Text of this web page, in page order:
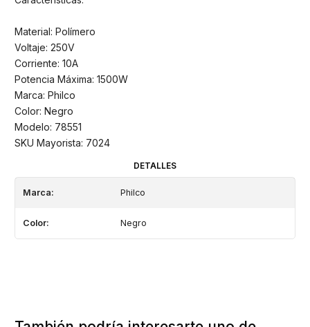
Material: Polímero
Voltaje: 250V
Corriente: 10A
Potencia Máxima: 1500W
Marca: Philco
Color: Negro
Modelo: 78551
SKU Mayorista: 7024
DETALLES
Marca: Philco
Color: Negro